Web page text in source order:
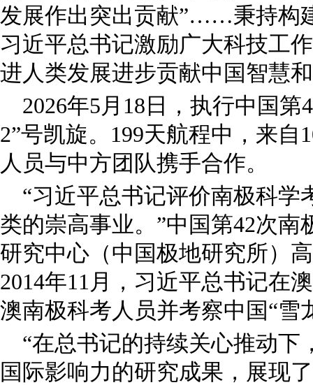
发展作出突出贡献”……秉持构
习近平总书记激励广大科技工
进人类发展进步贡献中国智慧
2026年5月18日，执行中国
2”号凯旋。199天航程中，来
人员与中方团队携手合作。
“习近平总书记评价南极科学
类的崇高事业。”中国第42次
研究中心（中国极地研究所）
2014年11月，习近平总书记在
澳南极科考人员并考察中国“雪
“在总书记的持续关心推动下
国际影响力的研究成果，展现